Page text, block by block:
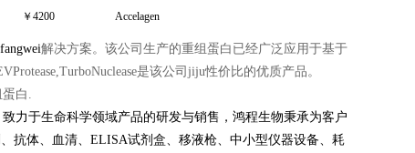
￥4200 Accelagen
解决方案。该公司生产的重组蛋白已经广泛应用于基于
是该公司jiju性价比的优质产品。
白.
力于生命科学领域产品的研发与销售， 鸿程生物秉承为客户
抗体、血清、ELISA试剂盒、移液枪、中小型仪器设备、耗